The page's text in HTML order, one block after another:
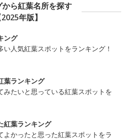
から紅葉名所を探す
2025年版】
ング
い人気紅葉スポットをランキング！
葉ランキング
みたいと思っている紅葉スポットを
紅葉ランキング
よかったと思った紅葉スポットをラ